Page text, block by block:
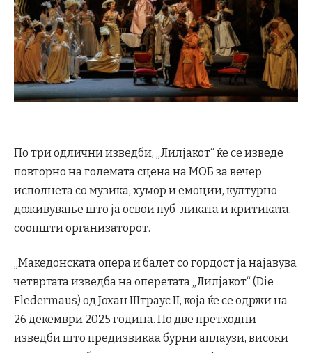
По три одлични изведби, „Лилјакот“ ќе се изведе
повторно на големата сцена на МОБ за вечер
исполнета со музика, хумор и емоции, културно
доживување што ја освои пуб-ликата и критиката,
соопшти организаторот.
„Македонската опера и балет со гордост ја најавува
четвртата изведба на оперетата „Лилјакот“ (Die
Fledermaus) од Јохан Штраус II, која ќе се одржи на
26 декември 2025 година. По две претходни
изведби што предизвикаа бурни аплаузи, високи